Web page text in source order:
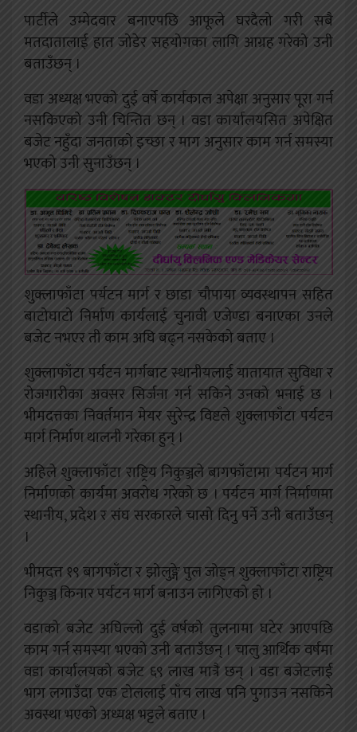
पार्टीले उम्मेदवार बनाएपछि आफूले घरदैलो गरी सबै
मतदातालाई हात जोडेर सहयोगका लागि आग्रह गरेको उनी
बताउँछन् ।
वडा अध्यक्ष भएको दुई वर्षे कार्यकाल अपेक्षा अनुसार पूरा गर्न
नसकिएको उनी चिन्तित छन् । वडा कार्यालयसित अपेक्षित
बजेट नहुँदा जनताको इच्छा र माग अनुसार काम गर्न समस्या
भएको उनी सुनाउँछन् ।
शुक्लाफाँटा पर्यटन मार्ग र छाडा चौपाया व्यवस्थापन सहित
बाटोघाटो निर्माण कार्यलाई चुनावी एजेण्डा बनाएका उनले
बजेट नभएर ती काम अघि बढ्न नसकेको बताए ।
शुक्लाफाँटा पर्यटन मार्गबाट स्थानीयलाई यातायात सुविधा र
रोजगारीका अवसर सिर्जना गर्न सकिने उनको भनाई छ ।
भीमदत्तका निवर्तमान मेयर सुरेन्द्र विष्टले शुक्लाफाँटा पर्यटन
मार्ग निर्माण थालनी गरेका हुन् ।
अहिले शुक्लाफाँटा राष्ट्रिय निकुञ्जले बागफाँटामा पर्यटन मार्ग
निर्माणको कार्यमा अवरोध गरेको छ । पर्यटन मार्ग निर्माणमा
स्थानीय, प्रदेश र संघ सरकारले चासो दिनु पर्ने उनी बताउँछन्
।
भीमदत्त १९ बागफाँटा र झोलुङ्गे पुल जोड्न शुक्लाफाँटा राष्ट्रिय
निकुञ्ज किनार पर्यटन मार्ग बनाउन लागिएको हो ।
वडाको बजेट अघिल्लो दुई वर्षको तुलनामा घटेर आएपछि
काम गर्न समस्या भएको उनी बताउँछन् । चालु आर्थिक वर्षमा
वडा कार्यालयको बजेट ६९ लाख मात्रै छन् । वडा बजेटलाई
भाग लगाउँदा एक टोललाई पाँच लाख पनि पुगाउन नसकिने
अवस्था भएको अध्यक्ष भट्टले बताए ।